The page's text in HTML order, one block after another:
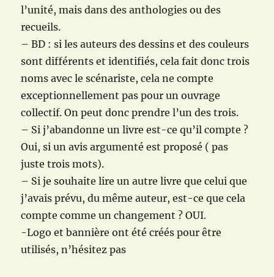
l’unité, mais dans des anthologies ou des
recueils.
– BD : si les auteurs des dessins et des couleurs
sont différents et identifiés, cela fait donc trois
noms avec le scénariste, cela ne compte
exceptionnellement pas pour un ouvrage
collectif. On peut donc prendre l’un des trois.
– Si j’abandonne un livre est-ce qu’il compte ?
Oui, si un avis argumenté est proposé ( pas
juste trois mots).
– Si je souhaite lire un autre livre que celui que
j’avais prévu, du même auteur, est-ce que cela
compte comme un changement ? OUI.
-Logo et bannière ont été créés pour être
utilisés, n’hésitez pas